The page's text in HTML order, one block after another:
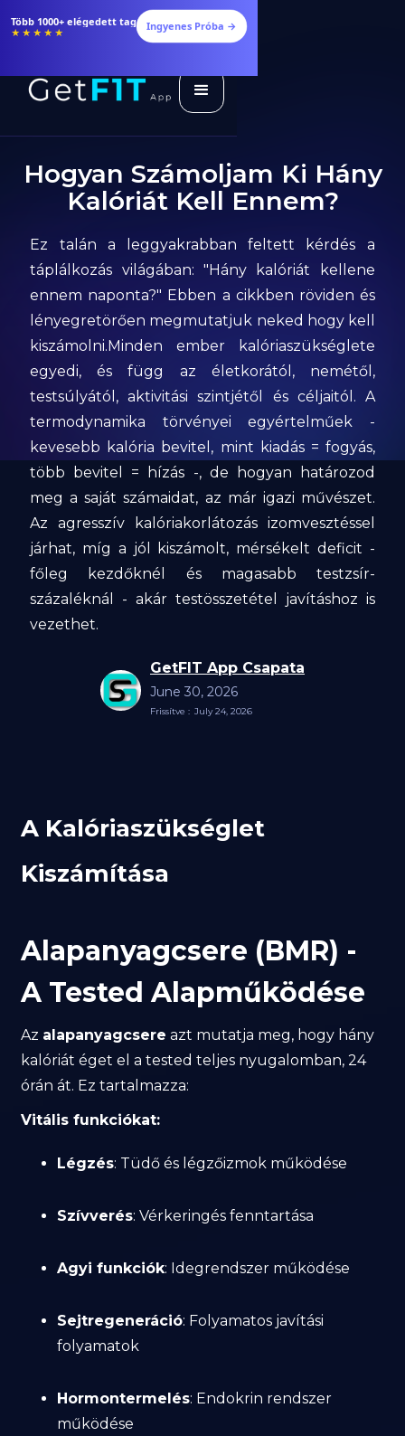
Több 1000+ elégedett tag
★★★★★ Ingyenes Próba →
Hogyan Számoljam Ki Hány
Kalóriát Kell Ennem?
Ez talán a leggyakrabban feltett kérdés a
táplálkozás világában: "Hány kalóriát kellene
ennem naponta?" Ebben a cikkben röviden és
lényegretörően megmutatjuk neked hogy kell
kiszámolni.‍Minden ember kalóriaszükséglete
egyedi, és függ az életkorától, nemétől,
testsúlyától, aktivitási szintjétől és céljaitól. A
termodynamika törvényei egyértelműek -
kevesebb kalória bevitel, mint kiadás = fogyás,
több bevitel = hízás -, de hogyan határozod
meg a saját számaidat, az már igazi művészet.
Az agresszív kalóriakorlátozás izomvesztéssel
járhat, míg a jól kiszámolt, mérsékelt deficit -
főleg kezdőknél és magasabb testzsír-
százaléknál - akár testösszetétel javításhoz is
vezethet.
GetFIT App Csapata
June 30, 2026
Frissítve : July 24, 2026
A Kalóriaszükséglet
Kiszámítása
Alapanyagcsere (BMR) -
A Tested Alapműködése
Az alapanyagcsere azt mutatja meg, hogy hány
kalóriát éget el a tested teljes nyugalomban, 24
órán át. Ez tartalmazza:
Vitális funkciókat:
Légzés: Tüdő és légzőizmok működése
Szívverés: Vérkeringés fenntartása
Agyi funkciók: Idegrendszer működése
Sejtregeneráció: Folyamatos javítási
folyamatok
Hormontermelés: Endokrin rendszer
működése